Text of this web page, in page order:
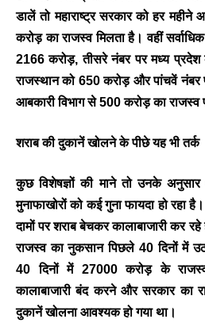
डालें तो महाराष्ट्र सरकार को हर महीने
करोड़ का राजस्व मिलता है। वहीं
2166 करोड़, तीसरे नंबर पर मध्य
राजस्थान को 650 करोड़ और पांचवें नंबर
आबकारी विभाग से 500 करोड़ का राजस्व
शराब की दुकानें खोलने के पीछे यह भी तर्क
कुछ विशेषज्ञों की माने तो उनके
मुनाफाखोरों को कई गुना फायदा हो रहा
दामों पर शराब बेचकर कालाबाजारी कर
राजस्व का नुकसान पिछले 40 दिनों में
40 दिनों में 27000 करोड़ के
कालाबाजारी बंद करने और सरकार का
दुकानें खोलना आवश्यक हो गया था।